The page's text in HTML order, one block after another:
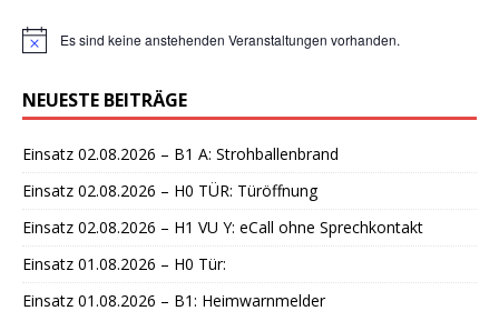
H
w
e
s
Es sind keine anstehenden Veranstaltungen vorhanden.
NEUESTE BEITRÄGE
Einsatz 02.08.2026 – B1 A: Strohballenbrand
Einsatz 02.08.2026 – H0 TÜR: Türöffnung
Einsatz 02.08.2026 – H1 VU Y: eCall ohne Sprechkontakt
Einsatz 01.08.2026 – H0 Tür:
Einsatz 01.08.2026 – B1: Heimwarnmelder